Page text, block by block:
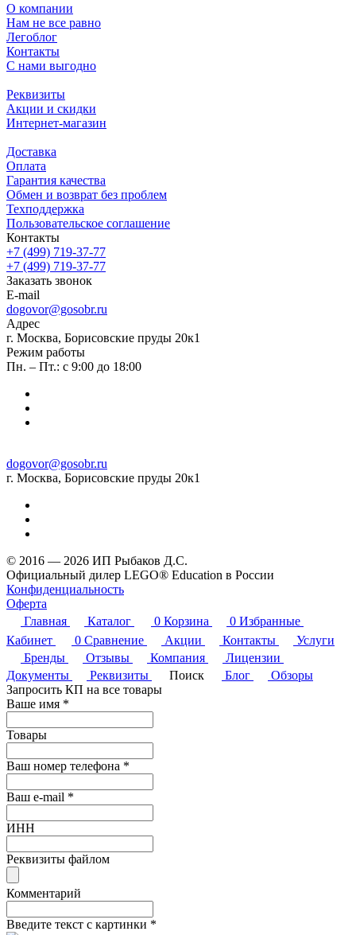
О компании
Нам не все равно
Легоблог
Контакты
С нами выгодно
Реквизиты
Акции и скидки
Интернет-магазин
Доставка
Оплата
Гарантия качества
Обмен и возврат без проблем
Техподдержка
Пользовательское соглашение
Контакты
+7 (499) 719-37-77
+7 (499) 719-37-77
Заказать звонок
E-mail
dogovor@gosobr.ru
Адрес
г. Москва, Борисовские пруды 20к1
Режим работы
Пн. – Пт.: с 9:00 до 18:00
dogovor@gosobr.ru
г. Москва, Борисовские пруды 20к1
© 2016 — 2026 ИП Рыбаков Д.С.
Официальный дилер LEGO® Education в России
Конфиденциальность
Оферта
Главная
Каталог 0 Корзина 0 Избранные
Кабинет
0 Сравнение Акции Контакты
Услуги
Бренды
Отзывы Компания
Лицензии
Документы
Реквизиты Поиск Блог
Обзоры
Запросить КП на все товары
Ваше имя *
Товары
Ваш номер телефона *
Ваш e-mail *
ИНН
Реквизиты файлом
Комментарий
Введите текст с картинки *